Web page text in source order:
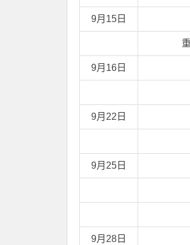
9月15日
9月16日
9月22日
9月25日
9月28日